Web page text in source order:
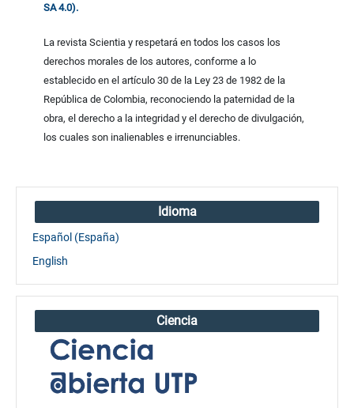
SA 4.0).
La revista Scientia y respetará en todos los casos los
derechos morales de los autores, conforme a lo
establecido en el artículo 30 de la Ley 23 de 1982 de la
República de Colombia, reconociendo la paternidad de la
obra, el derecho a la integridad y el derecho de divulgación,
los cuales son inalienables e irrenunciables.
Idioma
Español (España)
English
Ciencia